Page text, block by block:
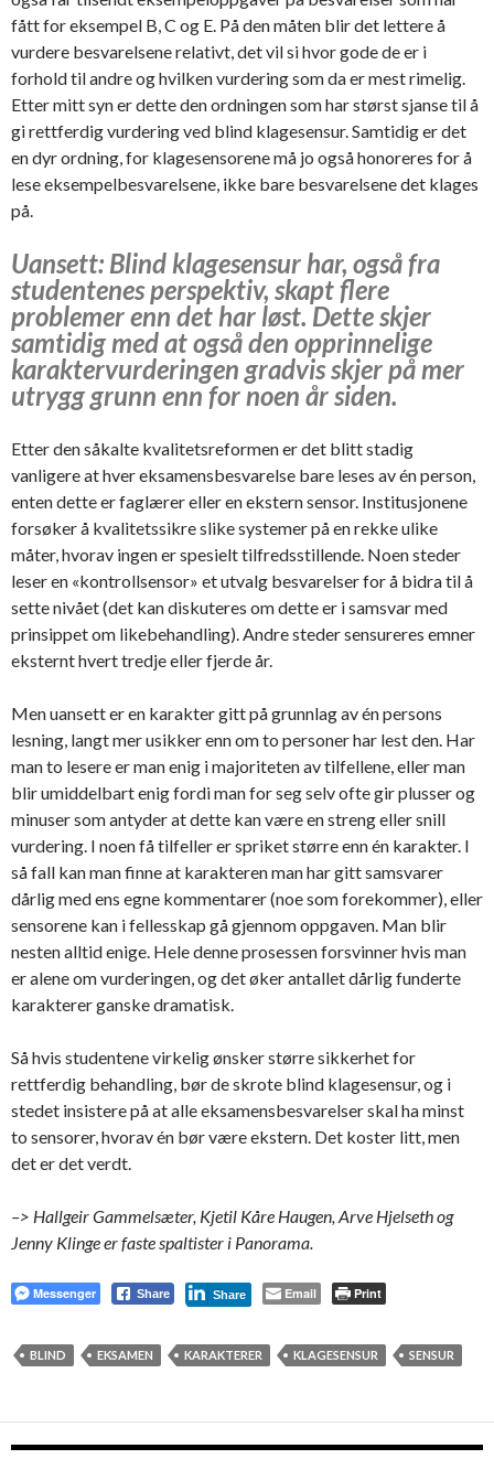
fått for eksempel B, C og E. På den måten blir det lettere å
vurdere besvarelsene relativt, det vil si hvor gode de er i
forhold til andre og hvilken vurdering som da er mest rimelig.
Etter mitt syn er dette den ordningen som har størst sjanse til å
gi rettferdig vurdering ved blind klagesensur. Samtidig er det
en dyr ordning, for klagesensorene må jo også honoreres for å
lese eksempelbesvarelsene, ikke bare besvarelsene det klages
på.
Uansett: Blind klagesensur har, også fra
studentenes perspektiv, skapt flere
problemer enn det har løst. Dette skjer
samtidig med at også den opprinnelige
karaktervurderingen gradvis skjer på mer
utrygg grunn enn for noen år siden.
Etter den såkalte kvalitetsreformen er det blitt stadig
vanligere at hver eksamensbesvarelse bare leses av én person,
enten dette er faglærer eller en ekstern sensor. Institusjonene
forsøker å kvalitetssikre slike systemer på en rekke ulike
måter, hvorav ingen er spesielt tilfredsstillende. Noen steder
leser en «kontrollsensor» et utvalg besvarelser for å bidra til å
sette nivået (det kan diskuteres om dette er i samsvar med
prinsippet om likebehandling). Andre steder sensureres emner
eksternt hvert tredje eller fjerde år.
Men uansett er en karakter gitt på grunnlag av én persons
lesning, langt mer usikker enn om to personer har lest den. Har
man to lesere er man enig i majoriteten av tilfellene, eller man
blir umiddelbart enig fordi man for seg selv ofte gir plusser og
minuser som antyder at dette kan være en streng eller snill
vurdering. I noen få tilfeller er spriket større enn én karakter. I
så fall kan man finne at karakteren man har gitt samsvarer
dårlig med ens egne kommentarer (noe som forekommer), eller
sensorene kan i fellesskap gå gjennom oppgaven. Man blir
nesten alltid enige. Hele denne prosessen forsvinner hvis man
er alene om vurderingen, og det øker antallet dårlig funderte
karakterer ganske dramatisk.
Så hvis studentene virkelig ønsker større sikkerhet for
rettferdig behandling, bør de skrote blind klagesensur, og i
stedet insistere på at alle eksamensbesvarelser skal ha minst
to sensorer, hvorav én bør være ekstern. Det koster litt, men
det er det verdt.
–> Hallgeir Gammelsæter, Kjetil Kåre Haugen, Arve Hjelseth og
Jenny Klinge er faste spaltister i Panorama.
Messenger Share Share Email Print
BLIND EKSAMEN KARAKTERER KLAGESENSUR SENSUR